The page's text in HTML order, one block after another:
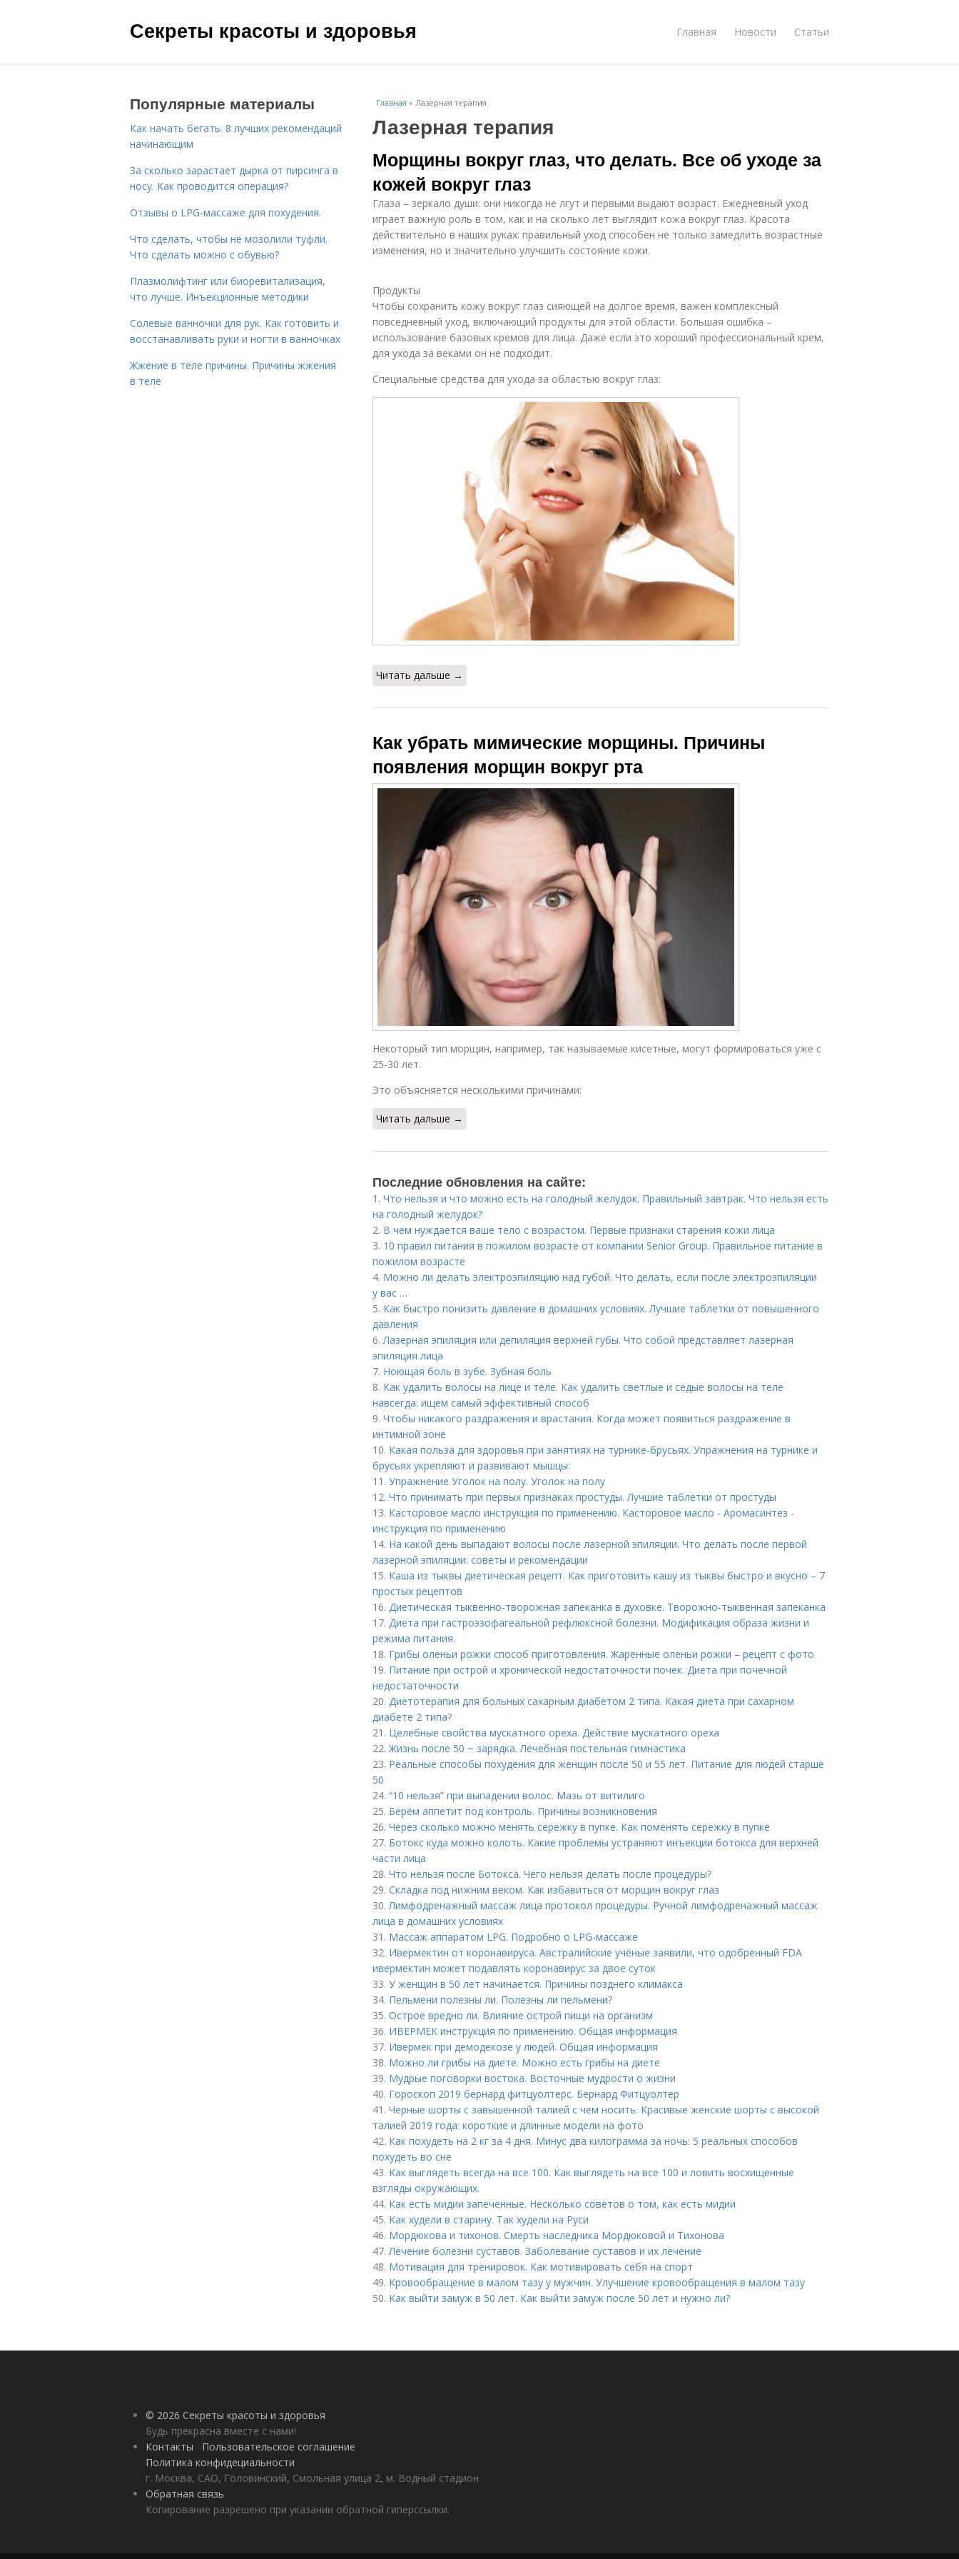
Секреты красоты и здоровья Главная Новости Статьи
Главная » Лазерная терапия
Лазерная терапия
Морщины вокруг глаз, что делать. Все об уходе за
кожей вокруг глаз
Глаза – зеркало души: они никогда не лгут и первыми выдают возраст. Ежедневный уход
играет важную роль в том, как и на сколько лет выглядит кожа вокруг глаз. Красота
действительно в наших руках: правильный уход способен не только замедлить возрастные
изменения, но и значительно улучшить состояние кожи.
Продукты
Чтобы сохранить кожу вокруг глаз сияющей на долгое время, важен комплексный
повседневный уход, включающий продукты для этой области. Большая ошибка –
использование базовых кремов для лица. Даже если это хороший профессиональный крем,
для ухода за веками он не подходит.
Специальные средства для ухода за областью вокруг глаз:
Читать дальше →
Как убрать мимические морщины. Причины
появления морщин вокруг рта
Некоторый тип морщин, например, так называемые кисетные, могут формироваться уже с
25-30 лет.
Это объясняется несколькими причинами:
Читать дальше →
Последние обновления на сайте:
1. Что нельзя и что можно есть на голодный желудок. Правильный завтрак. Что нельзя есть
на голодный желудок?
2. В чем нуждается ваше тело с возрастом. Первые признаки старения кожи лица
3. 10 правил питания в пожилом возрасте от компании Senior Group. Правильное питание в
пожилом возрасте
4. Можно ли делать электроэпиляцию над губой. Что делать, если после электроэпиляции
у вас …
5. Как быстро понизить давление в домашних условиях. Лучшие таблетки от повышенного
давления
6.Лазерная эпиляция или депиляция верхней губы. Что собой представляет лазерная
эпиляция лица
7. Ноющая боль в зубе. Зубная боль
8. Как удалить волосы на лице и теле. Как удалить светлые и седые волосы на теле
навсегда: ищем самый эффективный способ
9. Чтобы никакого раздражения и врастания. Когда может появиться раздражение в
интимной зоне
10. Какая польза для здоровья при занятиях на турнике-брусьях. Упражнения на турнике и
брусьях укрепляют и развивают мышцы:
11. Упражнение Уголок на полу. Уголок на полу
12. Что принимать при первых признаках простуды. Лучшие таблетки от простуды
13. Касторовое масло инструкция по применению. Касторовое масло - Аромасинтез -
инструкция по применению
14. На какой день выпадают волосы после лазерной эпиляции. Что делать после первой
лазерной эпиляции: советы и рекомендации
15. Каша из тыквы диетическая рецепт. Как приготовить кашу из тыквы быстро и вкусно – 7
простых рецептов
16. Диетическая тыквенно-творожная запеканка в духовке. Творожно-тыквенная запеканка
17. Диета при гастроэзофагеальной рефлюксной болезни. Модификация образа жизни и
режима питания.
18. Грибы оленьи рожки способ приготовления. Жаренные оленьи рожки – рецепт с фото
19. Питание при острой и хронической недостаточности почек. Диета при почечной
недостаточности
20. Диетотерапия для больных сахарным диабетом 2 типа. Какая диета при сахарном
диабете 2 типа?
21. Целебные свойства мускатного ореха. Действие мускатного ореха
22.Жизнь после 50 ~ зарядка. Лечебная постельная гимнастика
23. Реальные способы похудения для женщин после 50 и 55 лет. Питание для людей старше
50
24. “10 нельзя” при выпадении волос. Мазь от витилиго
25. Берём аппетит под контроль. Причины возникновения
26. Через сколько можно менять сережку в пупке. Как поменять сережку в пупке
27. Ботокс куда можно колоть. Какие проблемы устраняют инъекции ботокса для верхней
части лица
28. Что нельзя после Ботокса. Чего нельзя делать после процедуры?
29. Складка под нижним веком. Как избавиться от морщин вокруг глаз
30.Лимфодренажный массаж лица протокол процедуры. Ручной лимфодренажный массаж
лица в домашних условиях
31. Массаж аппаратом LPG. Подробно о LPG-массаже
32. Ивермектин от коронавируса. Австралийские учёные заявили, что одобренный FDA
ивермектин может подавлять коронавирус за двое суток
33. У женщин в 50 лет начинается. Причины позднего климакса
34. Пельмени полезны ли. Полезны ли пельмени?
35. Острое вредно ли. Влияние острой пищи на организм
36. ИВЕРМЕК инструкция по применению. Общая информация
37. Ивермек при демодекозе у людей. Общая информация
38. Можно ли грибы на диете. Можно есть грибы на диете
39. Мудрые поговорки востока. Восточные мудрости о жизни
40. Гороскоп 2019 бернард фитцуолтерс. Бернард Фитцуолтер
41. Черные шорты с завышенной талией с чем носить. Красивые женские шорты с высокой
талией 2019 года: короткие и длинные модели на фото
42. Как похудеть на 2 кг за 4 дня. Минус два килограмма за ночь: 5 реальных способов
похудеть во сне
43. Как выглядеть всегда на все 100. Как выглядеть на все 100 и ловить восхищенные
взгляды окружающих.
44. Как есть мидии запеченные. Несколько советов о том, как есть мидии
45. Как худели в старину. Так худели на Руси
46. Мордюкова и тихонов. Смерть наследника Мордюковой и Тихонова
47.Лечение болезни суставов. Заболевание суставов и их лечение
48. Мотивация для тренировок. Как мотивировать себя на спорт
49. Кровообращение в малом тазу у мужчин. Улучшение кровообращения в малом тазу
50. Как выйти замуж в 50 лет. Как выйти замуж после 50 лет и нужно ли?
Популярные материалы
Как начать бегать. 8 лучших рекомендаций
начинающим
За сколько зарастает дырка от пирсинга в
носу. Как проводится операция?
Отзывы о LPG-массаже для похудения.
Что сделать, чтобы не мозолили туфли.
Что сделать можно с обувью?
Плазмолифтинг или биоревитализация,
что лучше. Инъекционные методики
Солевые ванночки для рук. Как готовить и
восстанавливать руки и ногти в ванночках
Жжение в теле причины. Причины жжения
в теле
© 2026 Секреты красоты и здоровья
Будь прекрасна вместе с нами!
Контакты
Пользовательское соглашение
Политика конфидециальности
г. Москва, САО, Головинский, Смольная улица 2, м. Водный стадион
Обратная связь
Копирование разрешено при указании обратной гиперссылки.